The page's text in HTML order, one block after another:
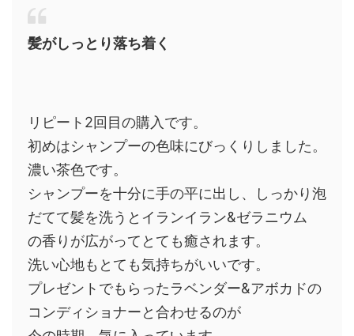
髪がしっとり落ち着く
リピート2回目の購入です。
初めはシャンプーの色味にびっくりしました。
濃い茶色です。
シャンプーを十分に手の平に出し、しっかり泡
だてて髪を洗うとイランイラン&ゼラニウム
の香りが広がってとても癒されます。
洗い心地もとても気持ちがいいです。
プレゼントでもらったラベンダー&アボカドの
コンディショナーと合わせるのが